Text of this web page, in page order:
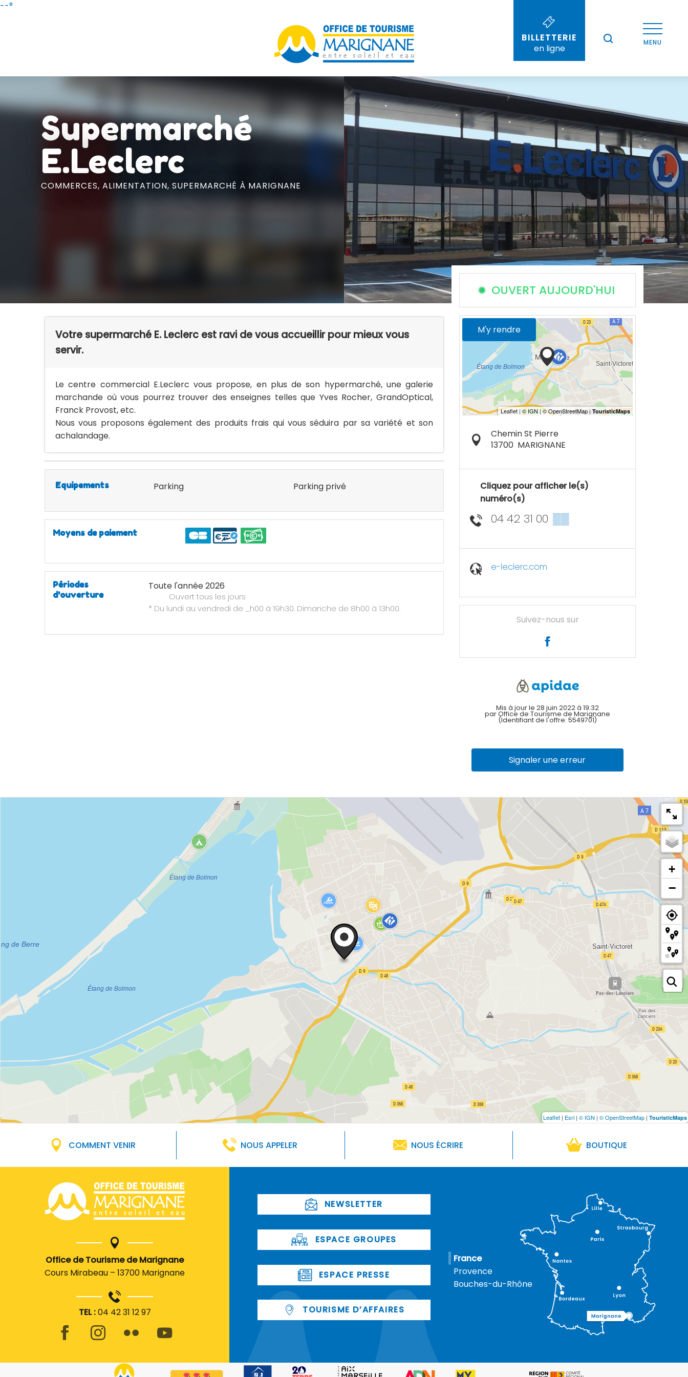
Aller
--°
BILLETTERIE
en ligne
MENU
--°
Supermarché
E.Leclerc
COMMERCES, ALIMENTATION, SUPERMARCHÉ À MARIGNANE
Votre supermarché E. Leclerc est ravi de vous accueillir pour mieux vous
servir.
Le centre commercial E.Leclerc vous propose, en plus de son hypermarché, une galerie
marchande où vous pourrez trouver des enseignes telles que Yves Rocher, GrandOptical,
Franck Provost, etc.
Nous vous proposons également des produits frais qui vous séduira par sa variété et son
achalandage.
Equipements Parking Parking privé
Moyens de paiement
Périodes
d'ouverture
Toute l'année 2026
Ouvert tous les jours
* Du lundi au vendredi de _h00 à 19h30. Dimanche de 8h00 à 13h00.
OUVERT AUJOURD'HUI
M'y rendre
Chemin St Pierre
13700 MARIGNANE
Cliquez pour afficher le(s)
numéro(s)
04 42 31 00 ▒▒
e-leclerc.com
Suivez-nous sur
Mis à jour le 28 juin 2022 à 19:32
par Office de Tourisme de Marignane
(Identifiant de l'offre: 5549701)
Signaler une erreur
+
−
Leaflet | Esri | © IGN | © OpenStreetMap | TouristicMaps
COMMENT VENIR NOUS APPELER NOUS ÉCRIRE BOUTIQUE
Office de Tourisme de Marignane
Cours Mirabeau – 13700 Marignane
TEL :04 42 31 12 97
NEWSLETTER
ESPACE GROUPES
ESPACE PRESSE
TOURISME D’AFFAIRES
France
Provence
Bouches-du-Rhône